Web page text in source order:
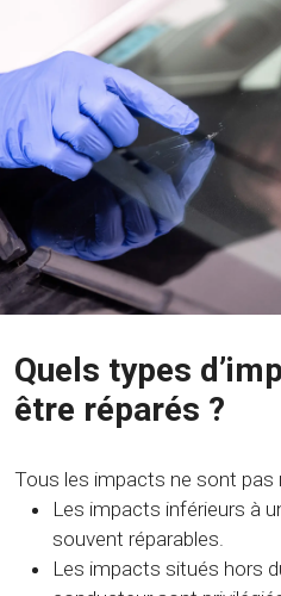
Quels types
être réparés ?
Tous les impacts ne sont pas
Les impacts inférieurs à
souvent réparables.
Les impacts situés hors